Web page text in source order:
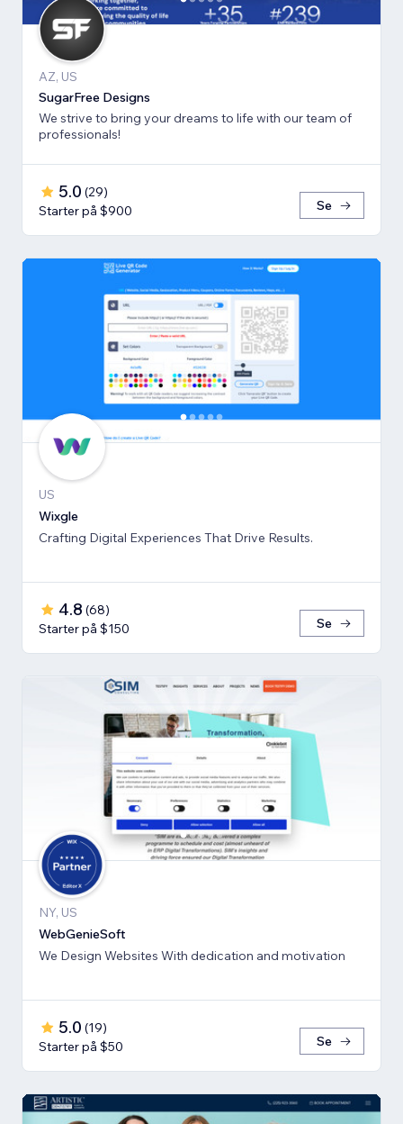
AZ, US
SugarFree Designs
We strive to bring your dreams to life with our team of
professionals!
5.0 (29)
Starter på $900
Se
US
Wixgle
Crafting Digital Experiences That Drive Results.
4.8 (68)
Starter på $150
Se
NY, US
WebGenieSoft
We Design Websites With dedication and motivation
5.0 (19)
Starter på $50
Se